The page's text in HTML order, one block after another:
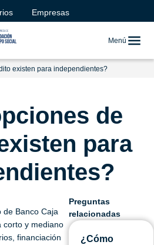
Empresas
Menú
existen para independientes?
de
para
de Banco Caja
corto y mediano
financiación
Preguntas
relacionadas
¿Cómo